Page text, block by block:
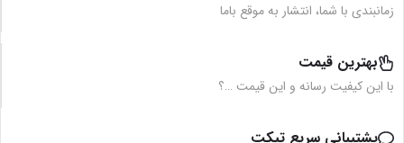
زمانبندی با شما، انتشار به موقع باما
بهترین قیمت
با این کیفیت رسانه و این قیمت …؟
پشتیبانی سریع تیکت